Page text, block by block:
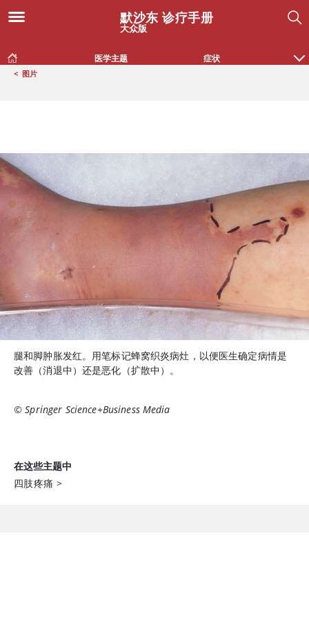
默沙东 诊疗手册
大众版
医学主题 症状
< 图片
腿和脚肿胀发红。用笔标记蜂窝织炎病灶，以便医生确定病情是
改善（消退中）还是恶化（扩散中）。
© Springer Science+Business Media
在这些主题中
四肢疼痛 >